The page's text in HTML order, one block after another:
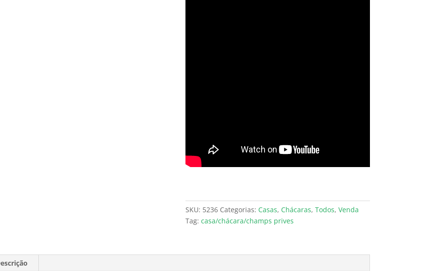
SKU: 5236 Categorias: Casas, Chácaras, Todos, Venda
Tag: casa/chácara/champs prives